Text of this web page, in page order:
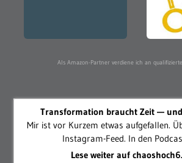
Als Amazon-Partner verdiene ich an
Transformation braucht Zeit —
Mir ist vor Kurzem etwas aufgefallen.
Instagram-Feed. In den
Lese weiter auf